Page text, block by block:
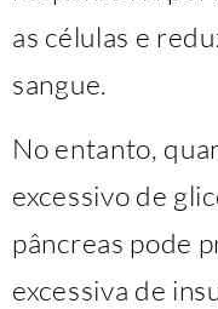
as células e
sangue.
No entanto,
excessivo de
pâncreas pode
excessiva de